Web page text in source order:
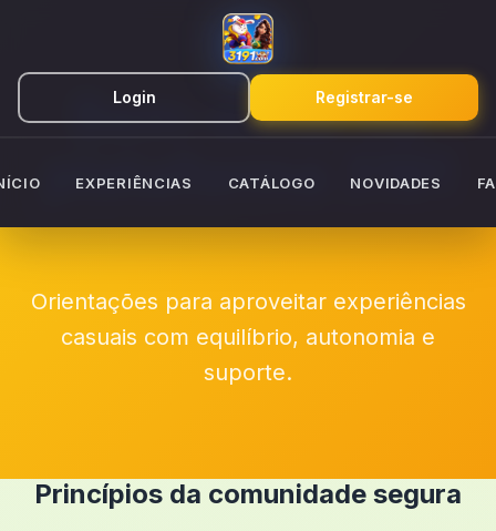
Login Registrar-se
EXPERIÊNCIAS CATÁLOGO NOVIDADES
Bem-estar na
plataforma 3191
Orientações para aproveitar experiências
casuais com equilíbrio, autonomia e
suporte.
Princípios da comunidade segura